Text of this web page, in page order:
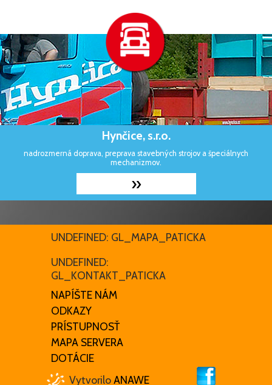
Hynčice, s.r.o.
nadrozmerná doprava, preprava stavebných strojov a špeciálnych
mechanizmov.
»
UNDEFINED: GL_MAPA_PATICKA
UNDEFINED:
GL_KONTAKT_PATICKA
VytvoriloANAWE
NAPÍŠTE NÁM
ODKAZY
PRÍSTUPNOSŤ
MAPA SERVERA
DOTÁCIE